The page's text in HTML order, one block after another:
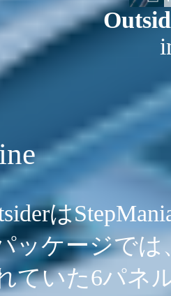
は
ッケージで
ていた6パネ